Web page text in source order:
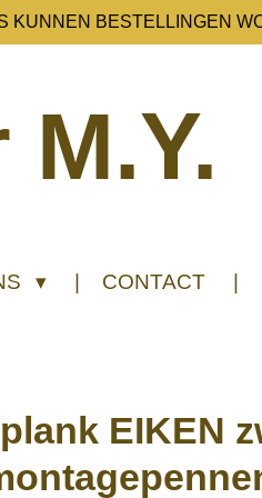
KUNNEN BESTELLINGEN
CONTACT
EIKEN